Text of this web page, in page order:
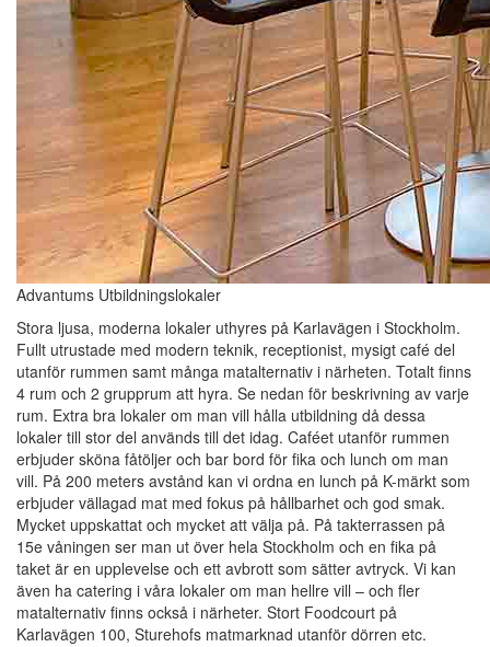
Advantums Utbildningslokaler
Stora ljusa, moderna lokaler uthyres på Karlavägen i Stockholm.
Fullt utrustade med modern teknik, receptionist, mysigt café del
utanför rummen samt många matalternativ i närheten. Totalt finns
4 rum och 2 grupprum att hyra. Se nedan för beskrivning av varje
rum. Extra bra lokaler om man vill hålla utbildning då dessa
lokaler till stor del används till det idag. Caféet utanför rummen
erbjuder sköna fåtöljer och bar bord för fika och lunch om man
vill. På 200 meters avstånd kan vi ordna en lunch på K-märkt som
erbjuder vällagad mat med fokus på hållbarhet och god smak.
Mycket uppskattat och mycket att välja på. På takterrassen på
15e våningen ser man ut över hela Stockholm och en fika på
taket är en upplevelse och ett avbrott som sätter avtryck. Vi kan
även ha catering i våra lokaler om man hellre vill – och fler
matalternativ finns också i närheter. Stort Foodcourt på
Karlavägen 100, Sturehofs matmarknad utanför dörren etc.